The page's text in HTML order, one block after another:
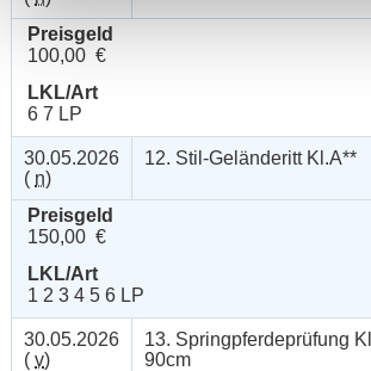
Preisgeld
100,00 €
LKL/Art
6 7 LP
30.05.2026
( n)
12. Stil-Geländeritt Kl.A**
Preisgeld
150,00 €
LKL/Art
1 2 3 4 5 6 LP
30.05.2026
( v)
13. Springpferdeprüfung
90cm